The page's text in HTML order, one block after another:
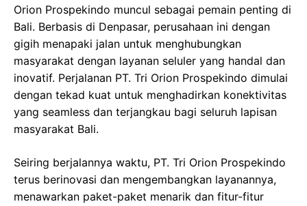
Orion Prospekindo muncul sebagai pemain penting di
Bali. Berbasis di Denpasar, perusahaan ini dengan
gigih menapaki jalan untuk menghubungkan
masyarakat dengan layanan seluler yang handal dan
inovatif. Perjalanan PT. Tri Orion Prospekindo dimulai
dengan tekad kuat untuk menghadirkan konektivitas
yang seamless dan terjangkau bagi seluruh lapisan
masyarakat Bali.
Seiring berjalannya waktu, PT. Tri Orion Prospekindo
terus berinovasi dan mengembangkan layanannya,
menawarkan paket-paket menarik dan fitur-fitur